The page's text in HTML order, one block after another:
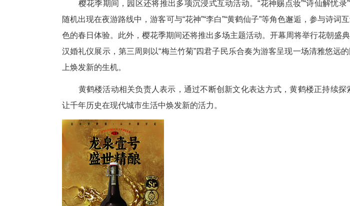
当暮色降临，另一场春日盛宴将在名楼之上开启。3月13
演。届时，黄鹤楼主楼将化身巨型光影画布，以樱花与诗词
放，光影与古建筑交相辉映，营造出如梦似幻的夜游氛围。
很多城市夜景，但像黄鹤楼这样把历史建筑、光影秀和樱花
花光影效果，非常震撼，很有文化氛围。”
樱花季期间，园区还将推出多项沉浸式互动活动。“花神赐
随机出现在夜游路线中，游客可与“花神”“李白”“黄鹤仙子”
色的春日体验。此外，樱花季期间还将推出多场主题活动。
汉婚礼仪展示，第三周则以“梅兰竹菊”四君子民乐合奏为游
上焕发新的生机。